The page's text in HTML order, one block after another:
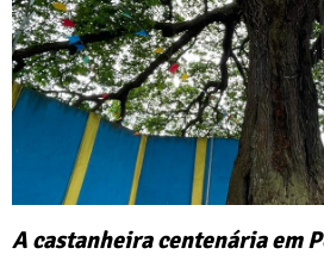
A castanheira centenária em